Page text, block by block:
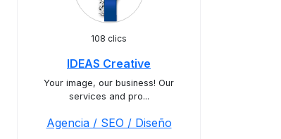
108 clics
IDEAS Creative
Your image, our business! Our
services and pro...
Agencia / SEO / Diseño